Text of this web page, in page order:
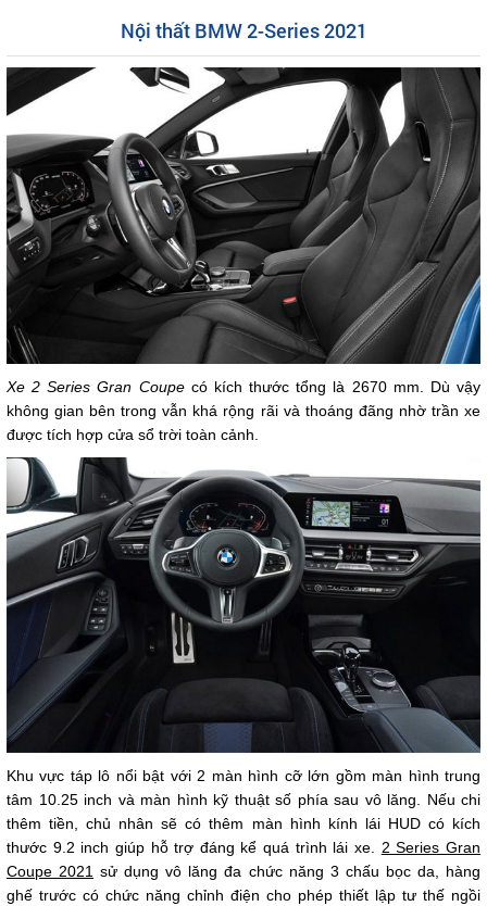
Nội thất BMW 2-Series 2021
Xe 2 Series Gran Coupecó kích thước tổng là 2670 mm. Dù vậy
không gian bên trong vẫn khá rộng rãi và thoáng đãng nhờ trần xe
được tích hợp cửa sổ trời toàn cảnh.
Khu vực táp lô nổi bật với 2 màn hình cỡ lớn gồm màn hình trung
tâm 10.25 inch và màn hình kỹ thuật số phía sau vô lăng. Nếu chi
thêm tiền, chủ nhân sẽ có thêm màn hình kính lái HUD có kích
thước 9.2 inch giúp hỗ trợ đáng kể quá trình lái xe. 2 Series Gran
Coupe 2021 sử dụng vô lăng đa chức năng 3 chấu bọc da, hàng
ghế trước có chức năng chỉnh điện cho phép thiết lập tư thế ngồi